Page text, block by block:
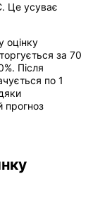
Це усуває
оцінку
за 70
Після
по 1
прогноз